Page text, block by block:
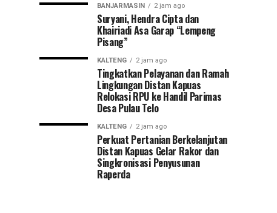
BANJARMASIN 2 jam ago
Suryani, Hendra Cipta dan
Khairiadi Asa Garap “Lempeng
Pisang”
KALTENG 2 jam ago
Tingkatkan Pelayanan dan Ramah
Lingkungan Distan Kapuas
Relokasi RPU ke Handil Parimas
Desa Pulau Telo
KALTENG 2 jam ago
Perkuat Pertanian Berkelanjutan
Distan Kapuas Gelar Rakor dan
Singkronisasi Penyusunan
Raperda